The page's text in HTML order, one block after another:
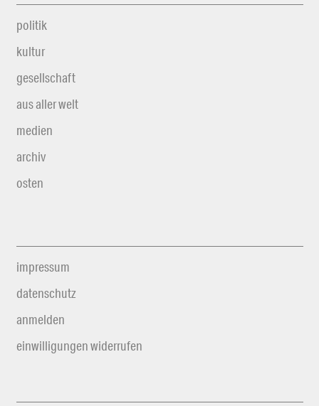
politik
kultur
gesellschaft
aus aller welt
medien
archiv
osten
impressum
datenschutz
anmelden
einwilligungen widerrufen